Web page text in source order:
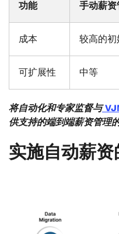
功能 手动薪资
成本 较高的初
可扩展性 中等
将自动化和专家监督与
供支持的端到端薪资管理
实施自动薪